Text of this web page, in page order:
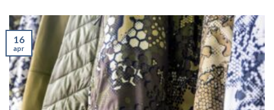
16
apr